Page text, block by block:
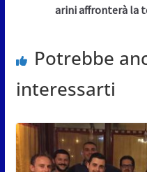
arini affronterà la
Potrebbe
interessarti